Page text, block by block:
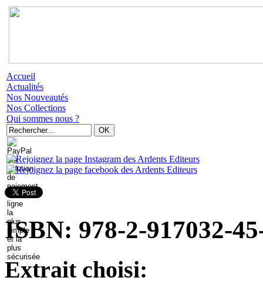
Accueil
Actualités
Nos Nouveautés
Nos Collections
Qui sommes nous ?
ISBN: 978-2-917032-
Extrait choisi: